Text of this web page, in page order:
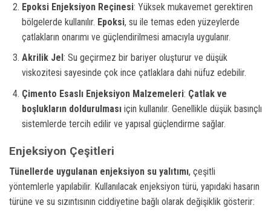
Epoksi Enjeksiyon Reçinesi: Yüksek mukavemet gerektiren
bölgelerde kullanılır. Epoksi, su ile temas eden yüzeylerde
çatlakların onarımı ve güçlendirilmesi amacıyla uygulanır.
Akrilik Jel : Su geçirmez bir bariyer oluşturur ve düşük
viskozitesi sayesinde çok ince çatlaklara dahi nüfuz edebilir.
Çimento Esaslı Enjeksiyon Malzemeleri: Çatlak ve
boşlukların doldurulmasıiçin kullanılır. Genellikle düşük basınçlı
sistemlerde tercih edilir ve yapısal güçlendirme sağlar.
Enjeksiyon Çeşitleri
Tünellerde uygulanan enjeksiyon su yalıtımı, çeşitli
yöntemlerle yapılabilir. Kullanılacak enjeksiyon türü, yapıdaki hasarın
türüne ve su sızıntısının ciddiyetine bağlı olarak değişiklik gösterir: